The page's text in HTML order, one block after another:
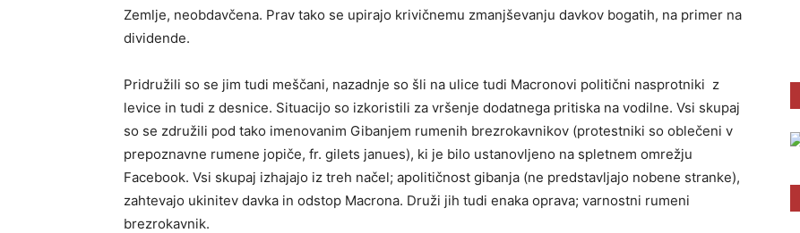
Zemlje, neobdavčena. Prav tako se upirajo krivičnemu zmanjševanju davkov bogatih, na primer na
dividende.
Pridružili so se jim tudi meščani, nazadnje so šli na ulice tudi Macronovi politični nasprotniki z
levice in tudi z desnice. Situacijo so izkoristili za vršenje dodatnega pritiska na vodilne. Vsi skupaj
so se združili pod tako imenovanim Gibanjem rumenih brezrokavnikov (protestniki so oblečeni v
prepoznavne rumene jopiče, fr. gilets janues), ki je bilo ustanovljeno na spletnem omrežju
Facebook. Vsi skupaj izhajajo iz treh načel; apolitičnost gibanja (ne predstavljajo nobene stranke),
zahtevajo ukinitev davka in odstop Macrona. Druži jih tudi enaka oprava; varnostni rumeni
brezrokavnik.